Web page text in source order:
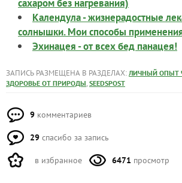
сахаром без нагревания)
Календула - жизнерадостные
солнышки. Мои способы
Эхинацея - от всех бед панацея!
ЗАПИСЬ РАЗМЕЩЕНА В РАЗДЕЛАХ: ЛИЧНЫЙ ОПЫТ
ЗДОРОВЬЕ ОТ ПРИРОДЫ, SEEDSPOST
9 комментариев
29 спасибо за запись
в избранное 6471 просмотр